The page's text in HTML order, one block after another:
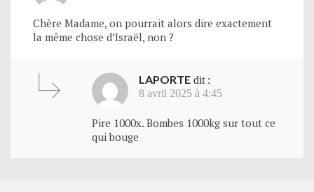
Chère Madame, on pourrait alors dire exactement
la même chose d’Israël, non ?
LAPORTE dit :
8 avril 2025 à 4:45
Pire 1000x. Bombes 1000kg sur tout ce
qui bouge